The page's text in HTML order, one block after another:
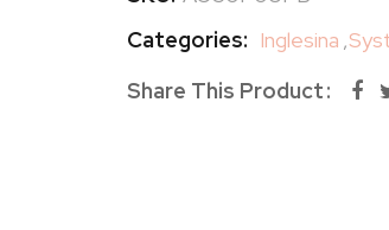
Categories: Inglesina ,
Share This Product